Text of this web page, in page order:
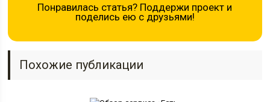
Понравилась статья? Поддержи проект и
поделись ею с друзьями!
Похожие публикации